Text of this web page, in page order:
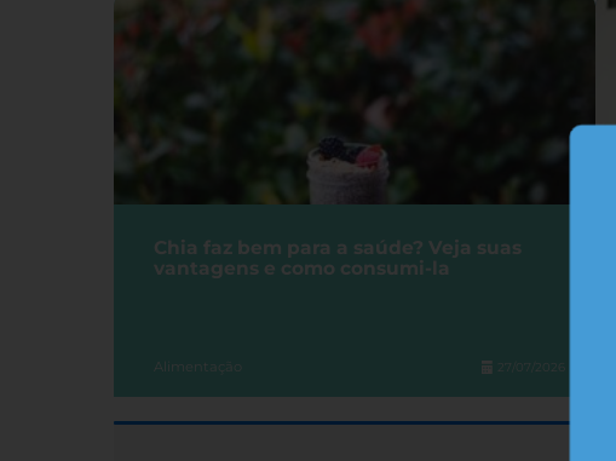
Chia faz bem para a saúde? Veja suas
vantagens e como consumi-la
Alimentação 27/07/2026